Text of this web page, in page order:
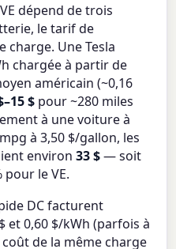
dépend de trois
le tarif de
charge. Une Tesla
chargée à partir de
américain (~0,16
$ pour ~280 miles
à une voiture à
à 3,50 $/gallon, les
environ33 $— soit
pour le VE.
DC facturent
et 0,60 $/kWh (parfois à
de la même charge